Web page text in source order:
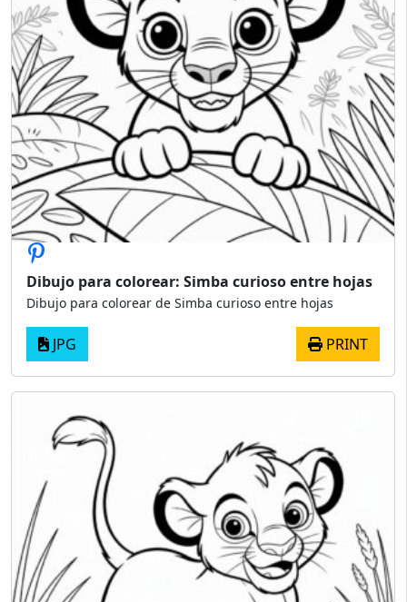
Dibujo para colorear: Simba curioso entre hojas
Dibujo para colorear de Simba curioso entre hojas
JPG PRINT